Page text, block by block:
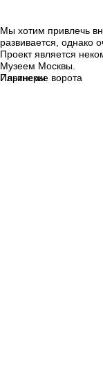
Мы хотим привлечь
развивается, однако
Проект является
Музеем Москвы.
Ильинские ворота
Партнеры